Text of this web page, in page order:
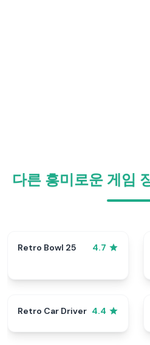
다른 흥미로운 게임
Retro Bowl 25 4.7
Retro Car Driver 4.4